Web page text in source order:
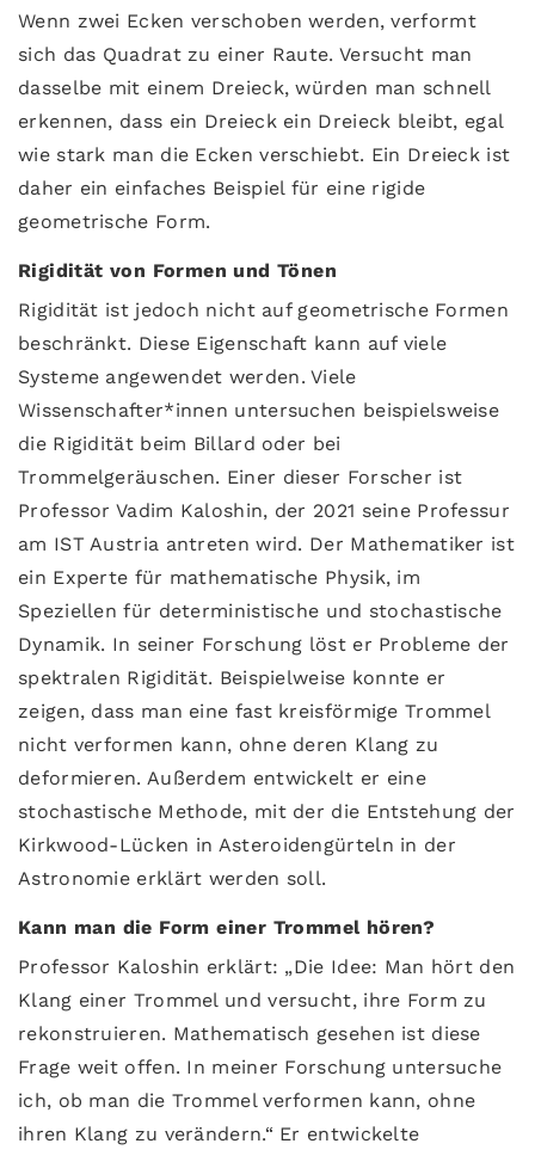
Wenn zwei Ecken verschoben werden, verformt
sich das Quadrat zu einer Raute. Versucht man
dasselbe mit einem Dreieck, würden man schnell
erkennen, dass ein Dreieck ein Dreieck bleibt, egal
wie stark man die Ecken verschiebt. Ein Dreieck ist
daher ein einfaches Beispiel für eine rigide
geometrische Form.
Rigidität von Formen und Tönen
Rigidität ist jedoch nicht auf geometrische Formen
beschränkt. Diese Eigenschaft kann auf viele
Systeme angewendet werden. Viele
Wissenschafter*innen untersuchen beispielsweise
die Rigidität beim Billard oder bei
Trommelgeräuschen. Einer dieser Forscher ist
Professor Vadim Kaloshin, der 2021 seine Professur
am IST Austria antreten wird. Der Mathematiker ist
ein Experte für mathematische Physik, im
Speziellen für deterministische und stochastische
Dynamik. In seiner Forschung löst er Probleme der
spektralen Rigidität. Beispielweise konnte er
zeigen, dass man eine fast kreisförmige Trommel
nicht verformen kann, ohne deren Klang zu
deformieren. Außerdem entwickelt er eine
stochastische Methode, mit der die Entstehung der
Kirkwood-Lücken in Asteroidengürteln in der
Astronomie erklärt werden soll.
Kann man die Form einer Trommel hören?
Professor Kaloshin erklärt: „Die Idee: Man hört den
Klang einer Trommel und versucht, ihre Form zu
rekonstruieren. Mathematisch gesehen ist diese
Frage weit offen. In meiner Forschung untersuche
ich, ob man die Trommel verformen kann, ohne
ihren Klang zu verändern.“ Er entwickelte